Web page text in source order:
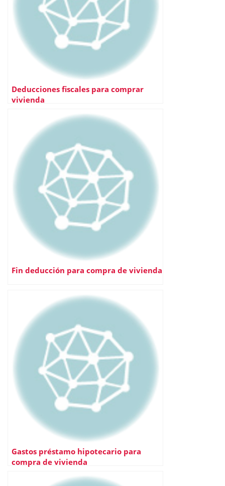
Deducciones fiscales para comprar
vivienda
Fin deducción para compra de vivienda
Gastos préstamo hipotecario para
compra de vivienda